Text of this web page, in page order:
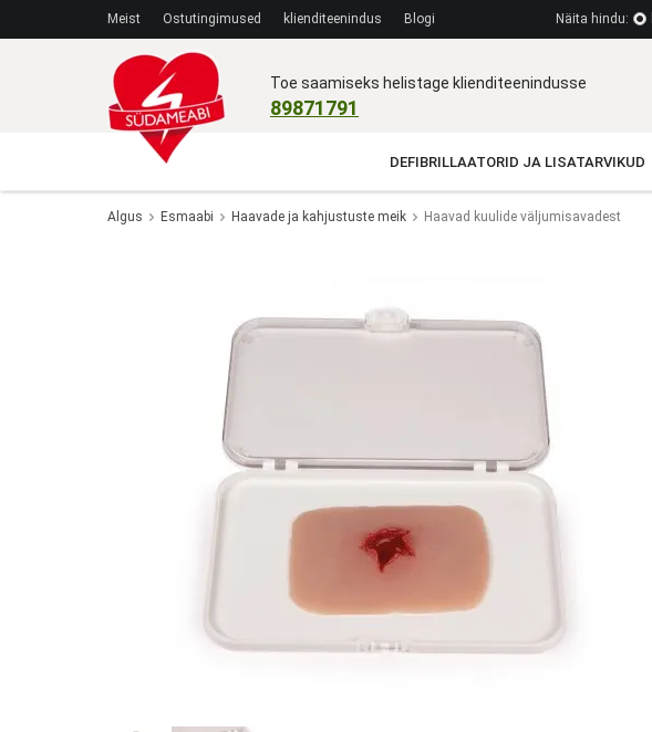
Meist Ostutingimused klienditeenindus Blogi Näita hindu:
Toe saamiseks helistage klienditeenindusse
89871791
DEFIBRILLAATORID JA LISATARVIKUD
Algus Esmaabi Haavade ja kahjustuste meik Haavad kuulide väljumisavadest